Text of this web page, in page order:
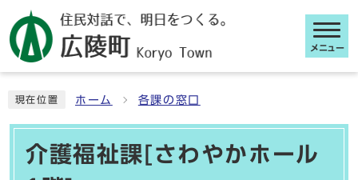
メニュー
現在位置 ホーム 各課の窓口
介護福祉課[さわやかホール